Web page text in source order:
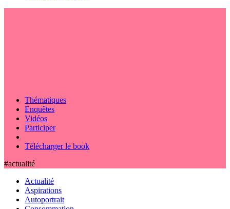
Thématiques
Enquêtes
Vidéos
Participer
Télécharger le book
#actualité
Actualité
Aspirations
Autoportrait